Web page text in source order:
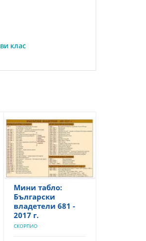
клас
Мини табло:
Български
владетели 681 -
2017 г.
СКОРПИО